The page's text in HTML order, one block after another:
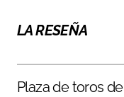
LA RESEÑA
Plaza de toros de